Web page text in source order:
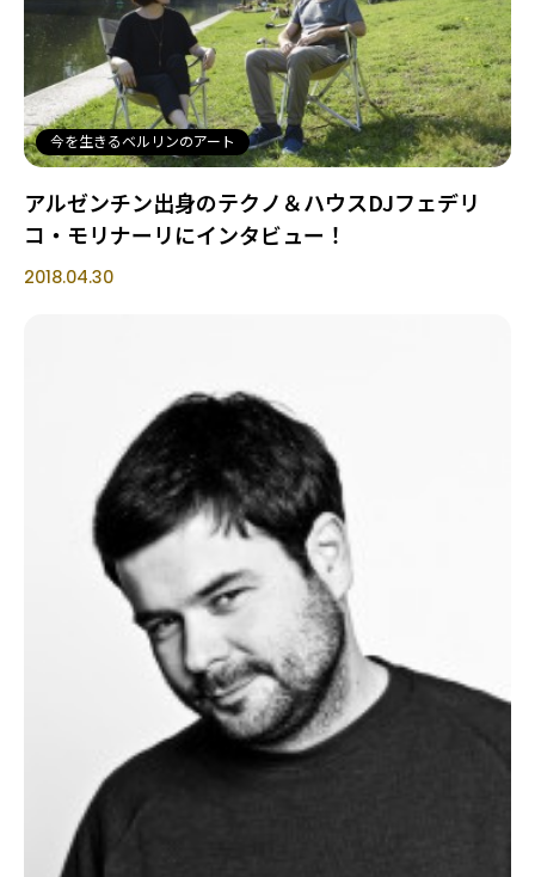
今を生きるベルリンのアート
アルゼンチン出身のテクノ＆ハウスDJフェデリ
コ・モリナーリにインタビュー！
2018.04.30